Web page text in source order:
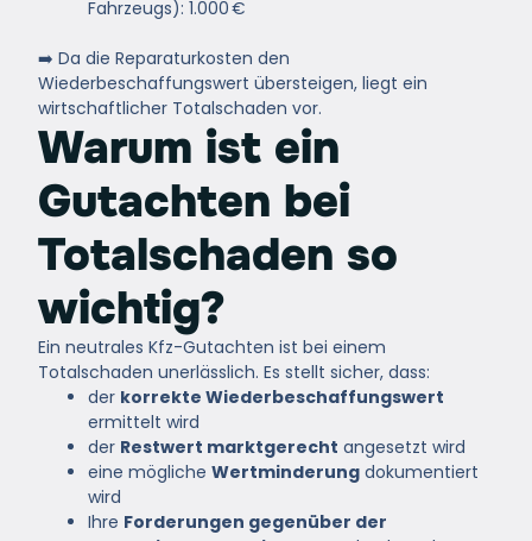
Fahrzeugs): 1.000 €
➡️ Da die Reparaturkosten den
Wiederbeschaffungswert übersteigen, liegt ein
wirtschaftlicher Totalschaden vor.
Warum ist ein
Gutachten bei
Totalschaden so
wichtig?
Ein neutrales Kfz-Gutachten ist bei einem
Totalschaden unerlässlich. Es stellt sicher, dass:
der korrekte Wiederbeschaffungswert
ermittelt wird
der Restwert marktgerecht angesetzt wird
eine möglicheWertminderung dokumentiert
wird
Ihre Forderungen gegenüber der